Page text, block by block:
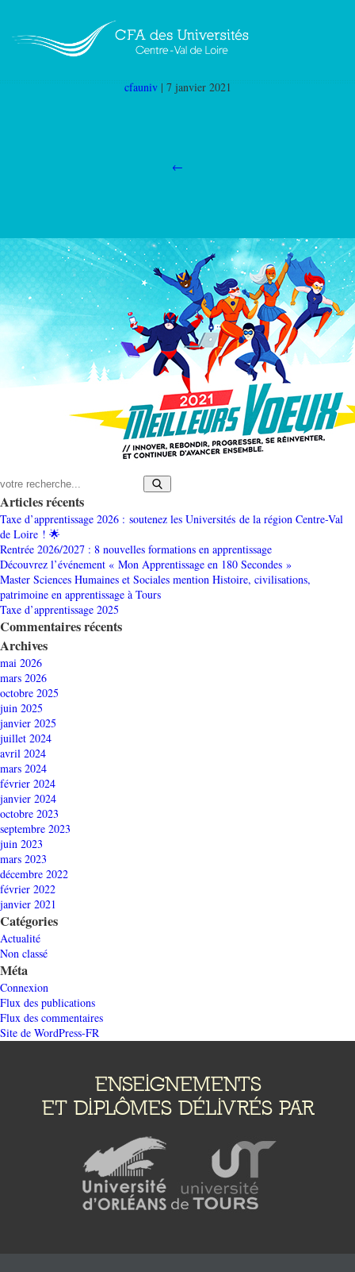
cfauniv | 7 janvier 2021
←
Articles récents
Taxe d’apprentissage 2026 : soutenez les Universités de la région Centre-Val
de Loire ! 🌟
Rentrée 2026/2027 : 8 nouvelles formations en apprentissage
Découvrez l’événement « Mon Apprentissage en 180 Secondes »
Master Sciences Humaines et Sociales mention Histoire, civilisations,
patrimoine en apprentissage à Tours
Taxe d’apprentissage 2025
Commentaires récents
Archives
mai 2026
mars 2026
octobre 2025
juin 2025
janvier 2025
juillet 2024
avril 2024
mars 2024
février 2024
janvier 2024
octobre 2023
septembre 2023
juin 2023
mars 2023
décembre 2022
février 2022
janvier 2021
Catégories
Actualité
Non classé
Méta
Connexion
Flux des publications
Flux des commentaires
Site de WordPress-FR
ENSEIGNEMENTS
ET DIPLÔMES DÉLIVRÉS PAR